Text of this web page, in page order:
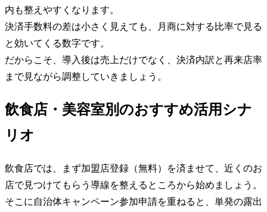
内も整えやすくなります。
決済手数料の差は小さく見えても、月商に対する比率で見る
と効いてくる数字です。
だからこそ、導入後は売上だけでなく、決済内訳と再来店率
まで見ながら調整していきましょう。
飲食店・美容室別のおすすめ活用シナ
リオ
飲食店では、まず加盟店登録（無料）を済ませて、近くのお
店で見つけてもらう導線を整えるところから始めましょう。
そこに自治体キャンペーン参加申請を重ねると、単発の露出